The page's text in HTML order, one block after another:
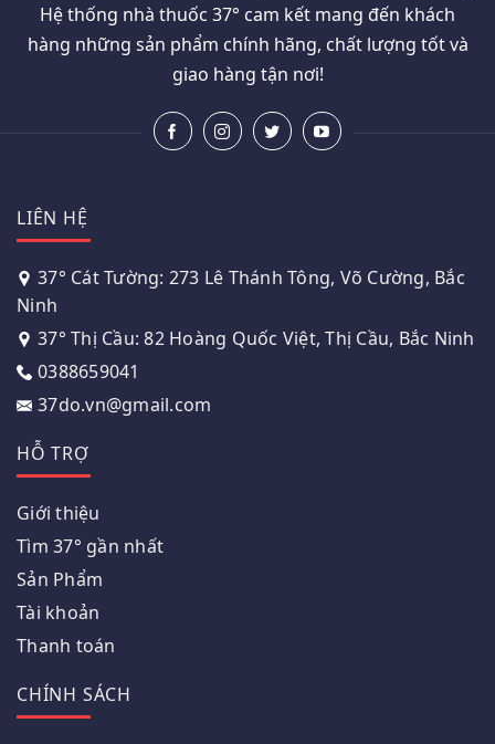
Hệ thống nhà thuốc 37° cam kết mang đến khách
hàng những sản phẩm chính hãng, chất lượng tốt và
giao hàng tận nơi!
LIÊN HỆ
37° Cát Tường: 273 Lê Thánh Tông, Võ Cường, Bắc
Ninh
37° Thị Cầu: 82 Hoàng Quốc Việt, Thị Cầu, Bắc Ninh
0388659041
37do.vn@gmail.com
HỖ TRỢ
Giới thiệu
Tìm 37° gần nhất
Sản Phẩm
Tài khoản
Thanh toán
CHÍNH SÁCH